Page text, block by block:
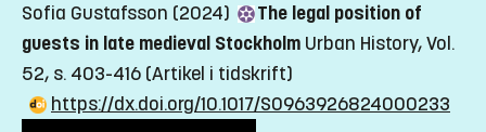
Sofia Gustafsson (2024)
The legal position of
guests in late medieval Stockholm Urban History, Vol.
52, s. 403-416 (Artikel i tidskrift)
https://dx.doi.org/10.1017/S0963926824000233